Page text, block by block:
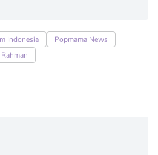
Indonesia
Popmama News